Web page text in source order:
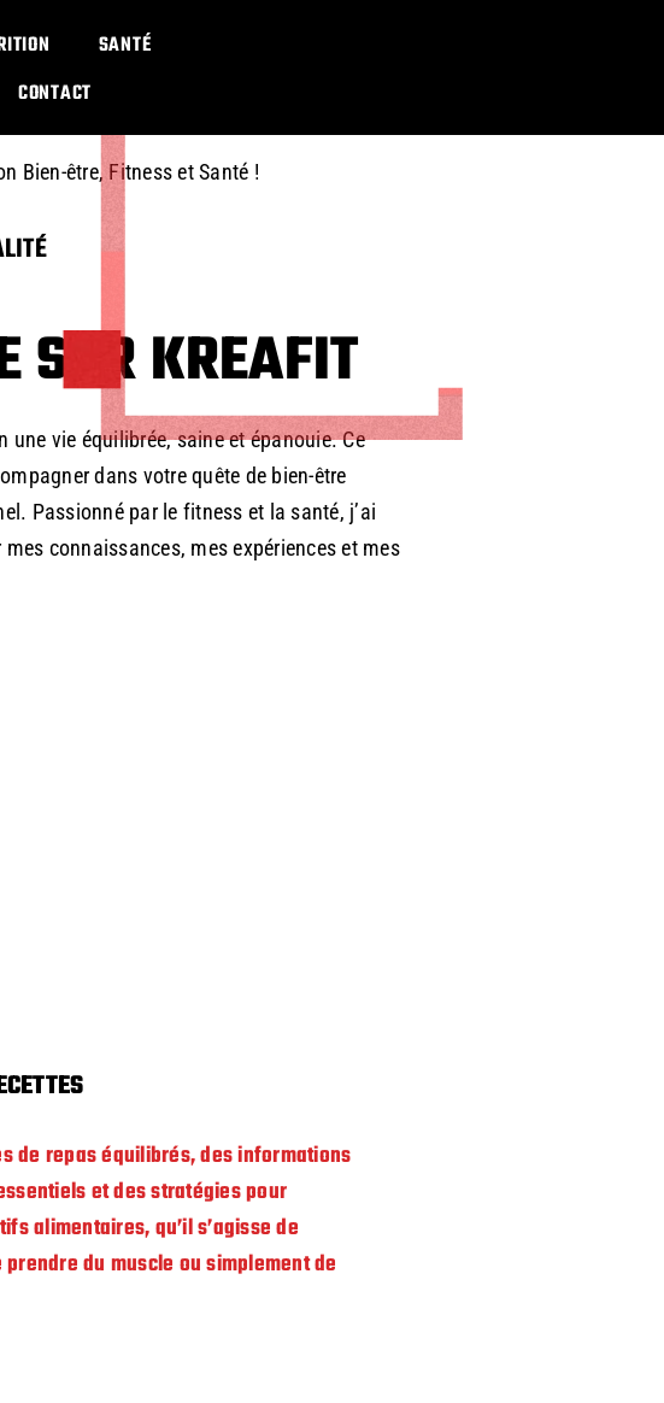
SANTÉ
CONTACT IS JUST A
Bien-être, Fitness et Santé !
SUR KREAFIT
une vie équilibrée, saine et épanouie. Ce
dans votre quête de bien-être
Passionné par le fitness et la santé, j’ai
connaissances, mes expériences et mes
de repas équilibrés, des informations
et des stratégies pour
alimentaires, qu’il s’agisse de
du muscle ou simplement de